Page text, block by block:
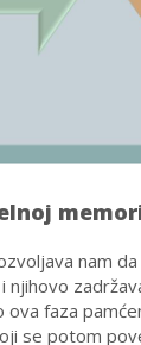
nam
njihovo
ova faza
se potom